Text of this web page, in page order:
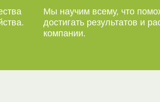
Мы научим всему, что
достигать результатов и
компании.